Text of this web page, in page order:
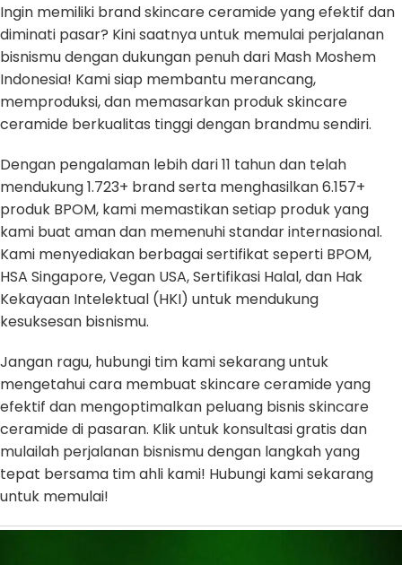
Ingin memiliki brand skincare ceramide yang efektif dan
diminati pasar? Kini saatnya untuk memulai perjalanan
bisnismu dengan dukungan penuh dari Mash Moshem
Indonesia! Kami siap membantu merancang,
memproduksi, dan memasarkan produk skincare
ceramide berkualitas tinggi dengan brandmu sendiri.
Dengan pengalaman lebih dari 11 tahun dan telah
mendukung 1.723+ brand serta menghasilkan 6.157+
produk BPOM, kami memastikan setiap produk yang
kami buat aman dan memenuhi standar internasional.
Kami menyediakan berbagai sertifikat seperti BPOM,
HSA Singapore, Vegan USA, Sertifikasi Halal, dan Hak
Kekayaan Intelektual (HKI) untuk mendukung
kesuksesan bisnismu.
Jangan ragu, hubungi tim kami sekarang untuk
mengetahui cara membuat skincare ceramide yang
efektif dan mengoptimalkan peluang bisnis skincare
ceramide di pasaran. Klik untuk konsultasi gratis dan
mulailah perjalanan bisnismu dengan langkah yang
tepat bersama tim ahli kami! Hubungi kami sekarang
untuk memulai!